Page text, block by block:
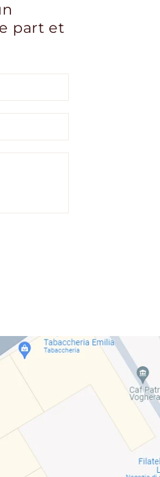
part et
*
de
téléphone